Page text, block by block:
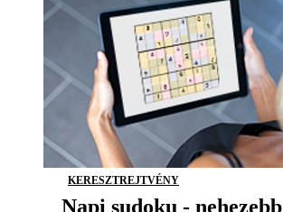
KERESZTREJTVÉNY
Napi sudoku - nehezebb